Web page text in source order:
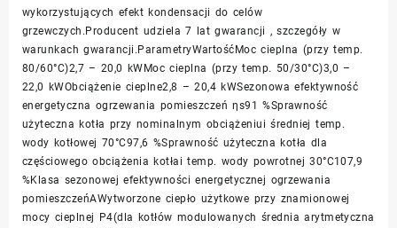
wykorzystujących efekt kondensacji do celów
grzewczych.Producent udziela 7 lat gwarancji , szczegóły w
warunkach gwarancji.ParametryWartośćMoc cieplna (przy temp.
80/60°C)2,7 – 20,0 kWMoc cieplna (przy temp. 50/30°C)3,0 –
22,0 kWObciążenie cieplne2,8 – 20,4 kWSezonowa efektywność
energetyczna ogrzewania pomieszczeń ηs91 %Sprawność
użyteczna kotła przy nominalnym obciążeniui średniej temp.
wody kotłowej 70°C97,6 %Sprawność użyteczna kotła dla
częściowego obciążenia kotłai temp. wody powrotnej 30°C107,9
%Klasa sezonowej efektywności energetycznej ogrzewania
pomieszczeńAWytworzone ciepło użytkowe przy znamionowej
mocy cieplnej P4(dla kotłów modulowanych średnia arytmetyczna